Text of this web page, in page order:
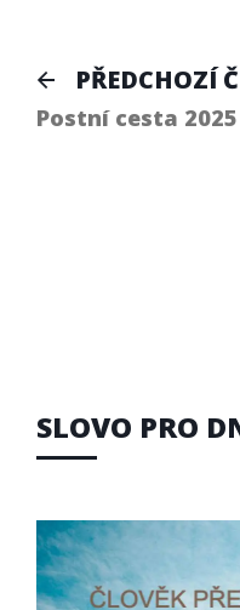
Navigace
pro
PŘEDCHOZÍ
Postní cesta
SLOVO PRO